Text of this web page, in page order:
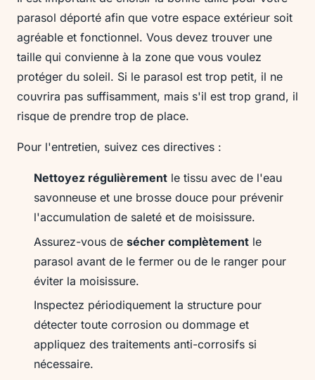
parasol déporté afin que votre espace extérieur soit
agréable et fonctionnel. Vous devez trouver une
taille qui convienne à la zone que vous voulez
protéger du soleil. Si le parasol est trop petit, il ne
couvrira pas suffisamment, mais s'il est trop grand, il
risque de prendre trop de place.
Pour l'entretien, suivez ces directives :
Nettoyez régulièrement le tissu avec de l'eau
savonneuse et une brosse douce pour prévenir
l'accumulation de saleté et de moisissure.
Assurez-vous de sécher complètement le
parasol avant de le fermer ou de le ranger pour
éviter la moisissure.
Inspectez périodiquement la structure pour
détecter toute corrosion ou dommage et
appliquez des traitements anti-corrosifs si
nécessaire.